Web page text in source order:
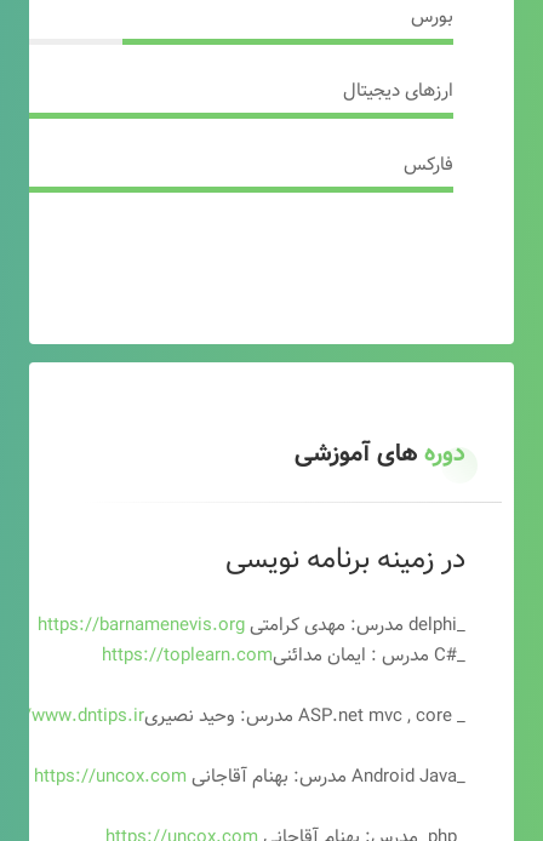
بورس
ارزهای دیجیتال
فارکس
دورههای آموزشی
در زمینه برنامه نویسی
_delphi مدرس: مهدی کرامتی
https://barnamenevis.org
_#C مدرس : ایمان مدائنی
https://toplearn.com
_ ASP.net mvc , core مدرس: وحید نصیری
www.dntips.ir
_Android Java مدرس: بهنام آقاجانی
https://uncox.com